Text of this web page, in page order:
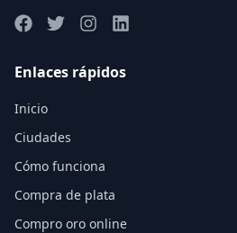
Enlaces rápidos
Inicio
Ciudades
Cómo funciona
Compra de plata
Compro oro online